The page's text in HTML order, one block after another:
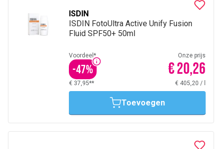
ISDIN
ISDIN FotoUltra Active Unify Fusion
Fluid SPF50+ 50ml
Voordeel*
-47%
Onze prijs
€ 20,26
€ 37,95** € 405,20 /
Toevoegen